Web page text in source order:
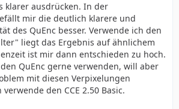
klarer ausdrücken. In der
mir die deutlich klarere und
des QuEnc besser. Verwende ich den
liegt das Ergebnis auf ähnlichem
ist mir dann entschieden zu hoch.
QuEnc gerne verwenden, will aber
mit diesen Verpixelungen
den CCE 2.50 Basic.